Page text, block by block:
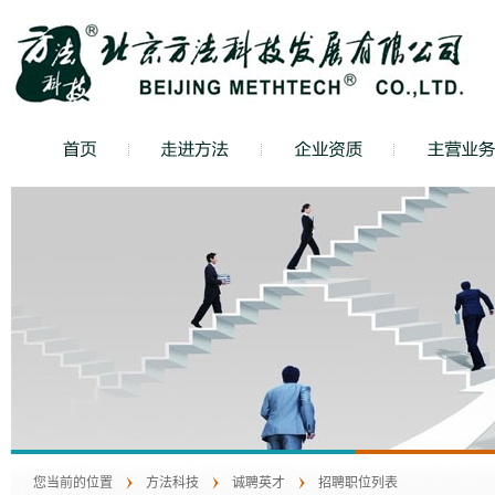
您当前的位置 方法科技 诚聘英才 招聘职位列表